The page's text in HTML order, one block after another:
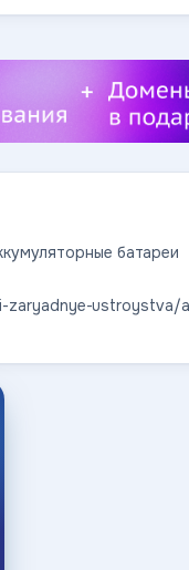
батареи
ustroystva/